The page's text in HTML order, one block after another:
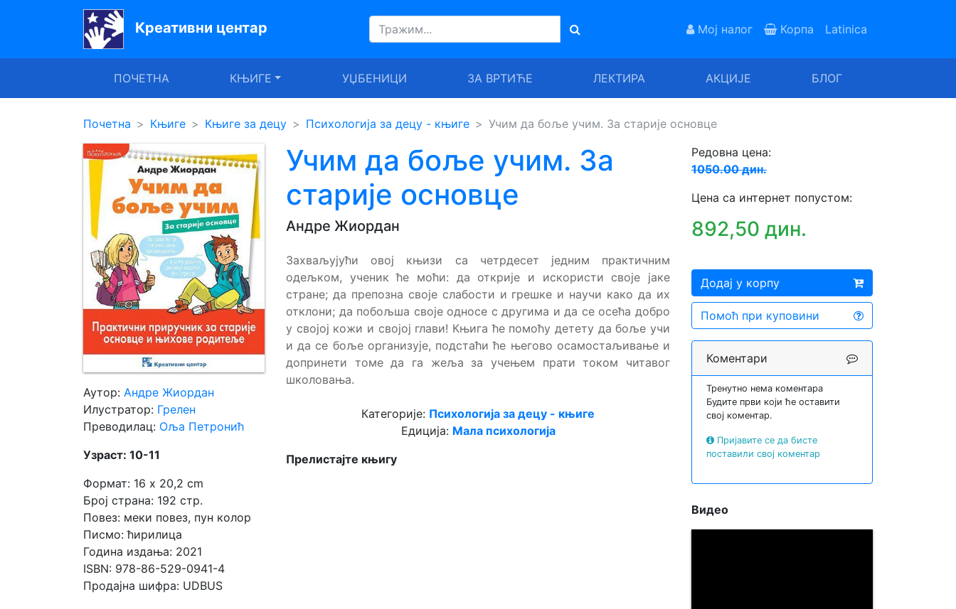
Креативни центар Мој налог Корпа Latinica
ПОЧЕТНА КЊИГЕ УЏБЕНИЦИ ЗА ВРТИЋЕ ЛЕКТИРА АКЦИЈЕ БЛОГ
Почетна
УџбенициПочетна Књиге Књиге за децу Психологија за децу - књиге Учим да боље учим. За старије основце
Аутор: Андре Жиордан
Илустратор: Грелен
Преводилац: Оља Петронић
Узраст: 10-11
Формат: 16 x 20,2 cm
Број страна: 192 стр.
Повез: меки повез, пун колор
Писмо: ћирилица
Година издања: 2021
ISBN: 978-86-529-0941-4
Продајна шифра: UDBUS
Учим да боље учим. За
старије основце
Андре Жиордан
Захваљујући овој књизи са четрдесет једним практичним
одељком, ученик ће моћи: да открије и искористи своје јаке
стране; да препозна своје слабости и грешке и научи како да их
отклони; да побољша своје односе с другима и да се осећа добро
у својој кожи и својој глави! Књига ће помоћу детету да боље учи
и да се боље организује, подстаћи ће његово осамостаљивање и
допринети томе да га жеља за учењем прати током читавог
школовања.
Категорије: Психологија за децу - књиге
Едиција: Мала психологија
Прелистајте књигу
Редовна цена:
1050.00 дин.
Цена са интернет попустом:
892,50 дин.
Додај у корпу
Помоћ при куповини
Коментари
Тренутно нема коментара
Будите први који ће оставити
свој коментар.
Пријавите се да бисте
поставили свој коментар
Видео